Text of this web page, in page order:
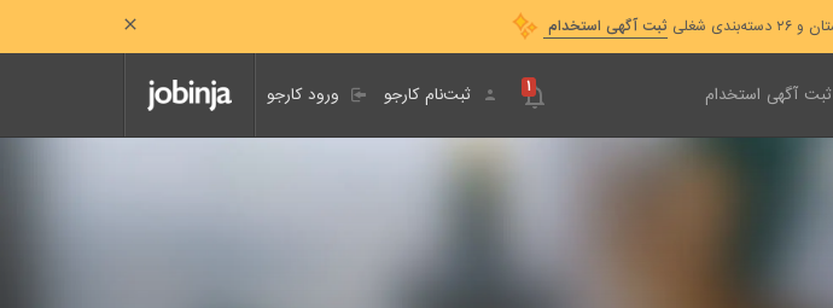
ثبت آگهی استخدام
ثبت آگهی استخدام ورود کارجو ثبت‌نام کارجو ۱